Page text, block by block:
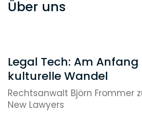
Über uns
Legal Tech: Am
kulturelle Wandel
Rechtsanwalt Björn Frommer
New Lawyers